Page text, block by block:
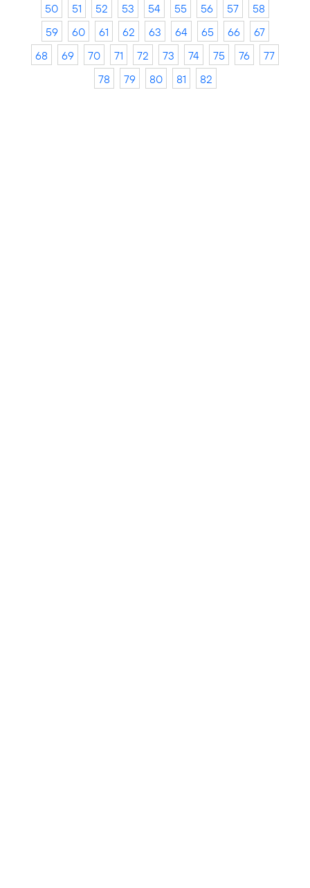
50
51 52 53 54 55 56 57
58
59
60 61 62 63 64 65 66
67
68
69 70 71 72 73 74 75 76
77
78
79 80 81 82